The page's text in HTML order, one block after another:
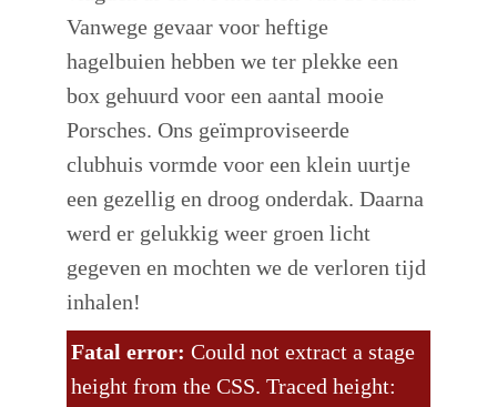
Vanwege gevaar voor heftige
hagelbuien hebben we ter plekke een
box gehuurd voor een aantal mooie
Porsches. Ons geïmproviseerde
clubhuis vormde voor een klein uurtje
een gezellig en droog onderdak. Daarna
werd er gelukkig weer groen licht
gegeven en mochten we de verloren tijd
inhalen!
Fatal error: Could not extract a stage
height from the CSS. Traced height: